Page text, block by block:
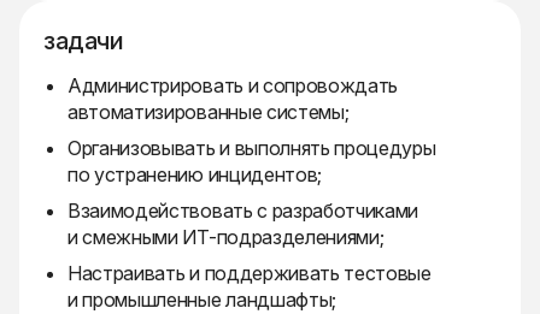
задачи
Администрировать и сопровождать
автоматизированные системы;
Организовывать и выполнять процедуры
по устранению инцидентов;
Взаимодействовать с разработчиками
и смежными ИТ-подразделениями;
Настраивать и поддерживать тестовые
и промышленные ландшафты;